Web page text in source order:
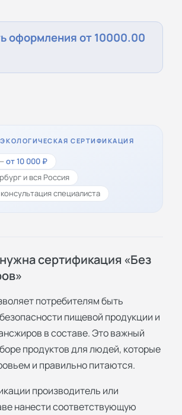
оформления от 10000.00
ЭКОЛОГИЧЕСКАЯ СЕРТИФИКАЦИЯ
от 10 000 ₽
и вся Россия
специалиста
сертификация «Без
потребителям быть
пищевой продукции и
в составе. Это важный
продуктов для людей, которые
и правильно питаются.
производитель или
нанести соответствующую